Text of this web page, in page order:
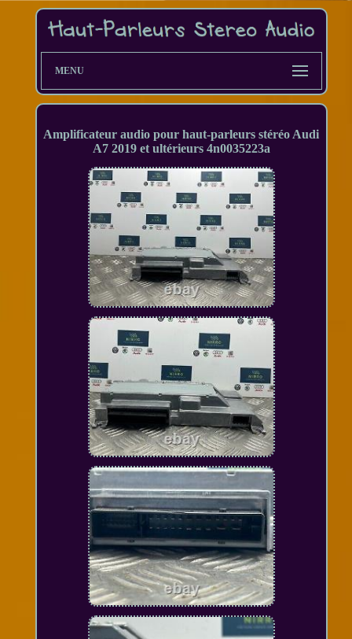
MENU
Amplificateur audio pour haut-parleurs stéréo Audi
A7 2019 et ultérieurs 4n0035223a